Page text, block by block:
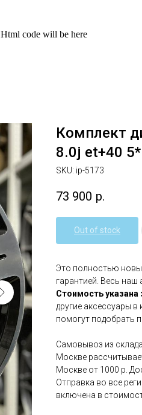
Html code will be here
Комплект
8.0j et+40
SKU: ip-5173
73 900 р.
Out of stock
Это полностью
гарантией. Весь наш
Стоимость указана
другие аксессуары
помогут подобрать
Самовывоз из
Москве
Москве от 1000 р.
Отправка во все
включена в